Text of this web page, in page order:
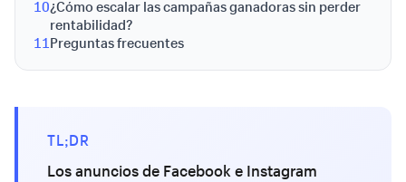
10¿Cómo escalar las campañas ganadoras sin perder
rentabilidad?
11Preguntas frecuentes
TL;DR
Los anuncios de Facebook e Instagram